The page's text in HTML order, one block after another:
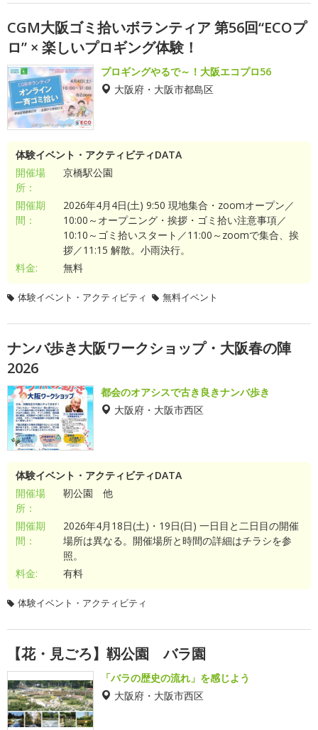
CGM大阪ゴミ拾いボランティア 第56回“ECOプ
ロ” × 楽しいプロギング体験！
プロギングやるで～！大阪エコプロ56
大阪府・大阪市都島区
体験イベント・アクティビティDATA
開催場
所：
京橋駅公園
開催期
間：
2026年4月4日(土) 9:50 現地集合・zoomオープン／
10:00～オープニング・挨拶・ゴミ拾い注意事項／
10:10～ゴミ拾いスタート／11:00～zoomで集合、挨
拶／11:15 解散。小雨決行。
料金:
無料
体験イベント・アクティビティ 無料イベント
ナンバ歩き大阪ワークショップ・大阪春の陣
2026
都会のオアシスで古き良きナンバ歩き
大阪府・大阪市西区
体験イベント・アクティビティDATA
開催場
所：
靭公園 他
開催期
間：
2026年4月18日(土)・19日(日) 一日目と二日目の開催
場所は異なる。開催場所と時間の詳細はチラシを参
照。
料金:
有料
体験イベント・アクティビティ
【花・見ごろ】靱公園 バラ園
「バラの歴史の流れ」を感じよう
大阪府・大阪市西区